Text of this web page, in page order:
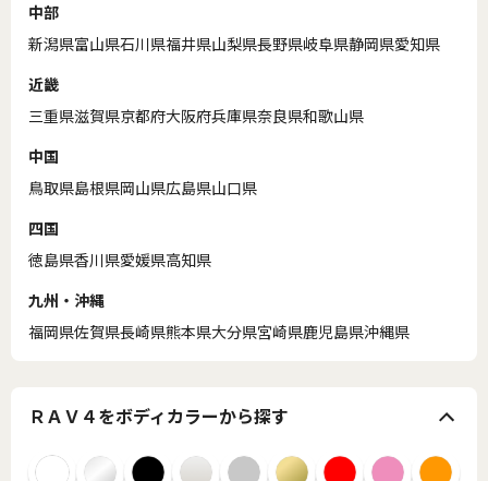
中部
新潟県富山県石川県福井県山梨県長野県岐阜県静岡県愛知県
近畿
三重県滋賀県京都府大阪府兵庫県奈良県和歌山県
中国
鳥取県島根県岡山県広島県山口県
四国
徳島県香川県愛媛県高知県
九州・沖縄
福岡県佐賀県長崎県熊本県大分県宮崎県鹿児島県沖縄県
ＲＡＶ４をボディカラーから探す